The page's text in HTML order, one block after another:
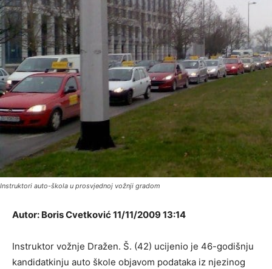
Instruktori auto-škola u prosvjednoj vožnji gradom
Autor: Boris Cvetković 11/11/2009 13:14
Instruktor vožnje Dražen. Š. (42) ucijenio je 46-godišnju
kandidatkinju auto škole objavom podataka iz njezinog